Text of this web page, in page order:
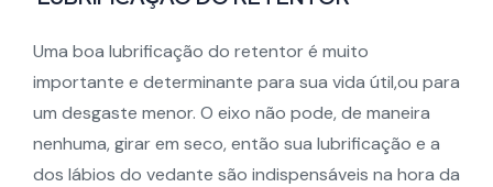
Uma boa lubrificação do retentor é muito
importante e determinante para sua vida útil,ou para
um desgaste menor. O eixo não pode, de maneira
nenhuma, girar em seco, então sua lubrificação e a
dos lábios do vedante são indispensáveis na hora da